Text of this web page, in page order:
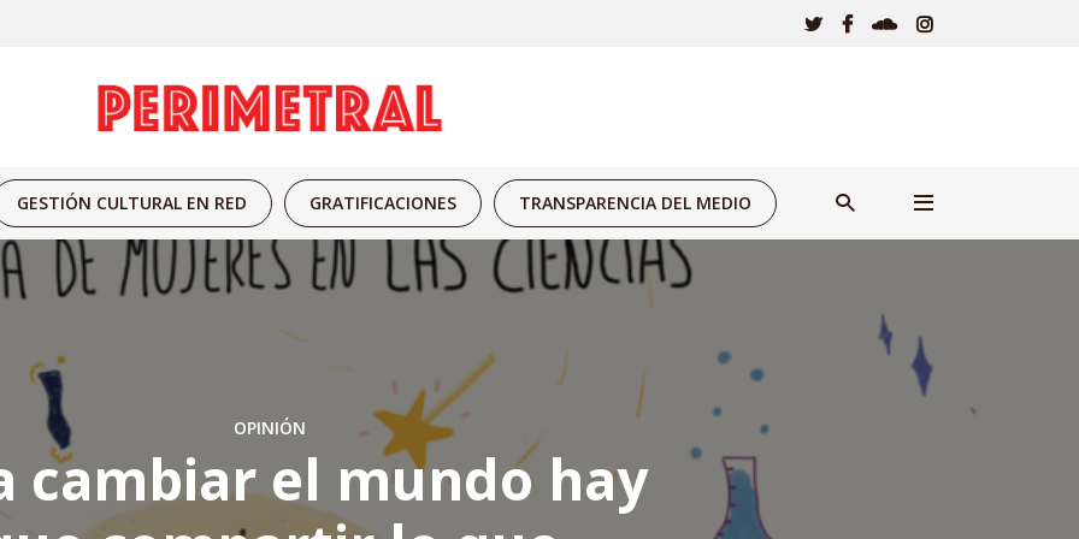
GESTIÓN CULTURAL EN RED GRATIFICACIONES TRANSPARENCIA DEL MEDIO
OPINIÓN
cambiar el mundo hay